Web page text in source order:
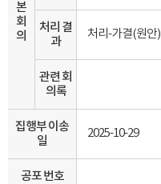
본
회
의
처리 결
과
처리-가결(원안)
관련 회
의록
집행부 이송
일
2025-10-29
공포 번호